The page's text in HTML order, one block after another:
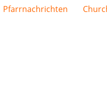
Pfarrnachrichten